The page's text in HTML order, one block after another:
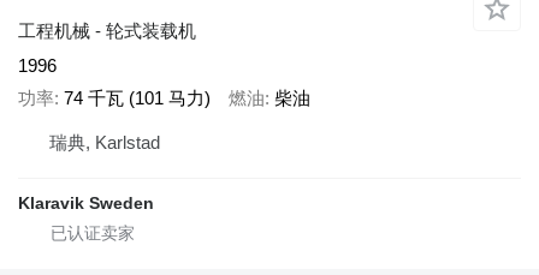
工程机械 - 轮式装载机
1996
功率 74 千瓦 (101 马力) 燃油 柴油
瑞典, Karlstad
Klaravik Sweden